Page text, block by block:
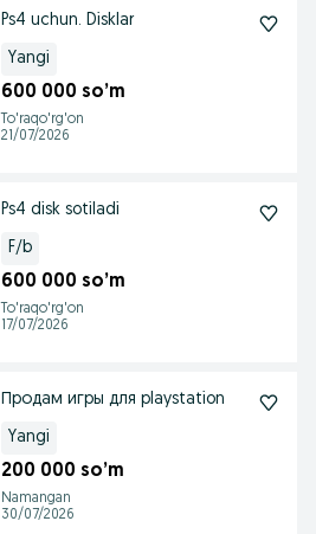
Ps4 uchun. Disklar
Yangi
600 000 so’m
To'raqo'rg'on
21/07/2026
Ps4 disk sotiladi
F/b
600 000 so’m
To'raqo'rg'on
17/07/2026
Продам игры для playstation
Yangi
200 000 so’m
Namangan
30/07/2026